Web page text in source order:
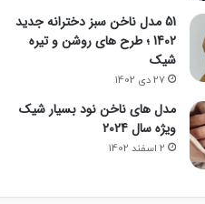
51 مدل ناخن سبز دخترانه جدید
1402 ؛ طرح های روشن و تیره
شیک
27 دی 1402
مدل های ناخن نود بسیار شیک
ویژه سال 2024
2 اسفند 1402